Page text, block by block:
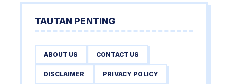
TAUTAN PENTING
ABOUT US CONTACT US
DISCLAIMER PRIVACY POLICY